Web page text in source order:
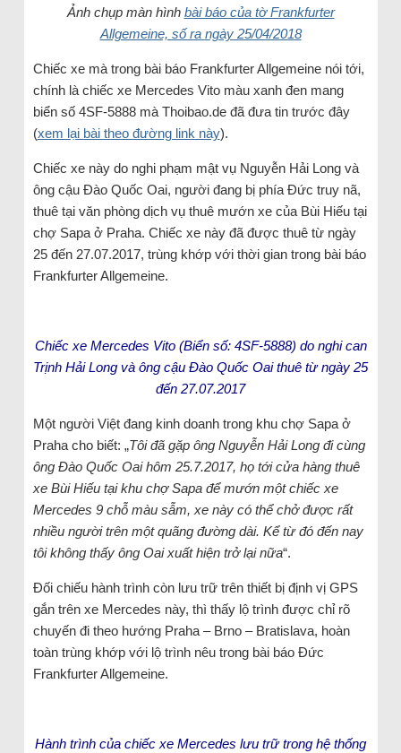
Ảnh chụp màn hình bài báo của tờ Frankfurter
Allgemeine, số ra ngày 25/04/2018
Chiếc xe mà trong bài báo Frankfurter Allgemeine nói tới,
chính là chiếc xe Mercedes Vito màu xanh đen mang
biển số 4SF-5888 mà Thoibao.de đã đưa tin trước đây
(xem lại bài theo đường link này).
Chiếc xe này do nghi phạm mật vụ Nguyễn Hải Long và
ông cậu Đào Quốc Oai, người đang bị phía Đức truy nã,
thuê tại văn phòng dịch vụ thuê mướn xe của Bùi Hiếu tại
chợ Sapa ở Praha. Chiếc xe này đã được thuê từ ngày
25 đến 27.07.2017, trùng khớp với thời gian trong bài báo
Frankfurter Allgemeine.
Chiếc xe Mercedes Vito (Biển số: 4SF-5888) do nghi can
Trịnh Hải Long và ông cậu Đào Quốc Oai thuê từ ngày 25
đến 27.07.2017
Một người Việt đang kinh doanh trong khu chợ Sapa ở
Praha cho biết: „Tôi đã gặp ông Nguyễn Hải Long đi cùng
ông Đào Quốc Oai hôm 25.7.2017, họ tới cửa hàng thuê
xe Bùi Hiếu tại khu chợ Sapa để mướn một chiếc xe
Mercedes 9 chỗ màu sẫm, xe này có thể chở được rất
nhiều người trên một quãng đường dài. Kể từ đó đến nay
tôi không thấy ông Oai xuất hiện trở lại nữa“.
Đối chiếu hành trình còn lưu trữ trên thiết bị định vị GPS
gắn trên xe Mercedes này, thì thấy lộ trình được chỉ rõ
chuyến đi theo hướng Praha – Brno – Bratislava, hoàn
toàn trùng khớp với lộ trình nêu trong bài báo Đức
Frankfurter Allgemeine.
Hành trình của chiếc xe Mercedes lưu trữ trong hệ thống